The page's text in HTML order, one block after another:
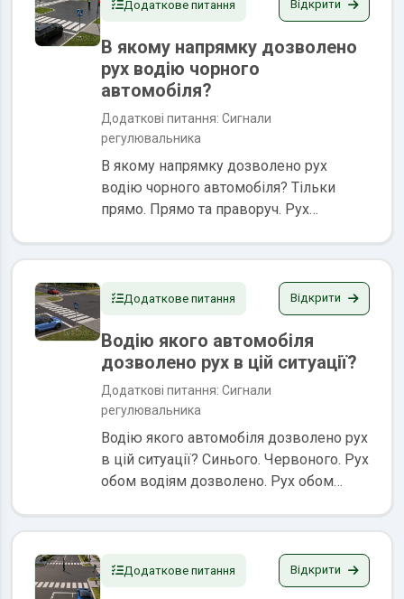
Додаткове питання Відкрити
В якому напрямку дозволено
рух водію чорного
автомобіля?
Додаткові питання: Сигнали
регулювальника
В якому напрямку дозволено рух
водію чорного автомобіля? Тільки
прямо. Прямо та праворуч. Рух
числі з жезлом або диском з...
Додаткове питання Відкрити
Водію якого автомобіля
дозволено рух в цій ситуації?
Додаткові питання: Сигнали
регулювальника
Водію якого автомобіля дозволено рух
в цій ситуації? Синього. Червоного. Рух
обом водіям дозволено. Рух обом
числі з...
Додаткове питання Відкрити